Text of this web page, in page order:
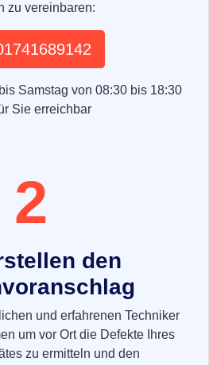
zu vereinbaren:
Samstag von 08:30 bis 18:30
Sie erreichbar
2
den
und erfahrenen Techniker
um vor Ort die Defekte Ihres
zu ermitteln und den